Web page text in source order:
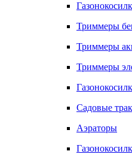
Триммеры
Триммеры
Триммеры
Садовые
Аэраторы